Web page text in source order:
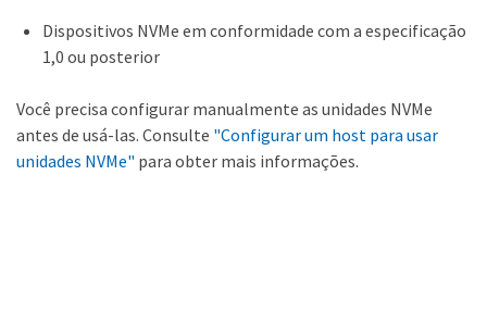
Dispositivos NVMe em conformidade com a especificação
1,0 ou posterior
Você precisa configurar manualmente as unidades NVMe
antes de usá-las. Consulte "Configurar um host para usar
unidades NVMe" para obter mais informações.